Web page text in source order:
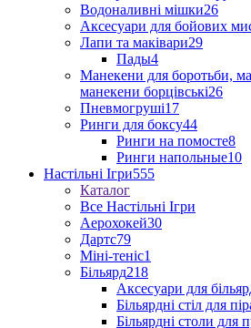
Водоналивні мішки26
Аксесуари для бойових
Лапи та маківари29
Пады4
Манекени для боротьби,
манекени борцівські26
Пневмогруші17
Ринги для боксу44
Ринги на помосте8
Ринги напольные10
Настільні Ігри555
Каталог
Все Настільні Ігри
Аерохокей30
Дартс79
Міні-теніс1
Більярд218
Аксесуари для
Більярдні стіл для
Більярдні столи для